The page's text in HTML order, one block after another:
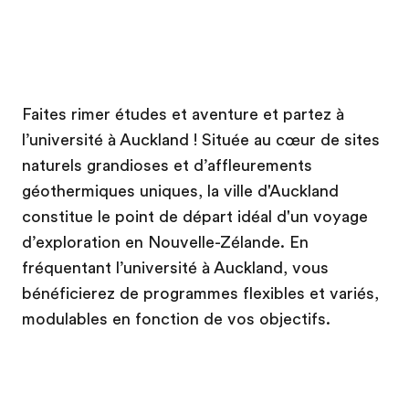
Qui sommes-nous ?
EF recrute
Rejoignez nos équipes
Faites rimer études et aventure et partez à
l’université à Auckland ! Située au cœur de sites
naturels grandioses et d’affleurements
géothermiques uniques, la ville d'Auckland
constitue le point de départ idéal d'un voyage
d’exploration en Nouvelle-Zélande. En
fréquentant l’université à Auckland, vous
bénéficierez de programmes flexibles et variés,
modulables en fonction de vos objectifs.